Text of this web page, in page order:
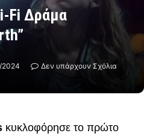
Fi Δράμα
2024 Δεν υπάρχουν Σχόλια
κυκλοφόρησε το πρώτο